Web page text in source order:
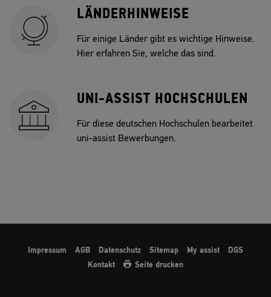
LÄNDERHINWEISE
Für einige Länder gibt es wichtige Hinweise.
Hier erfahren Sie, welche das sind.
UNI-ASSIST HOCHSCHULEN
Für diese deutschen Hochschulen bearbeitet
uni-assist Bewerbungen.
Impressum AGB Datenschutz Sitemap My assist
DGS
Kontakt
Seite drucken